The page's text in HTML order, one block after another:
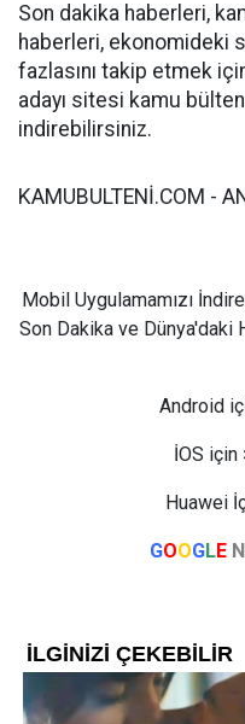
Son dakika haberleri,
haberleri, ekonomideki
fazlasını takip etmek
adayı sitesi kamu
indirebilirsiniz.
KAMUBULTENİ.COM -
Mobil Uygulamamızı
Son Dakika ve Dünya'daki
Android
İOS için
Huawei
GOOGLE